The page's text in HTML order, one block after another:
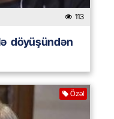
113
döyüşündən
Özəl